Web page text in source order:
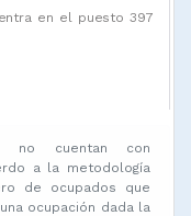
en el puesto 397
no cuentan con
a la metodología
de ocupados que
ocupación dada la